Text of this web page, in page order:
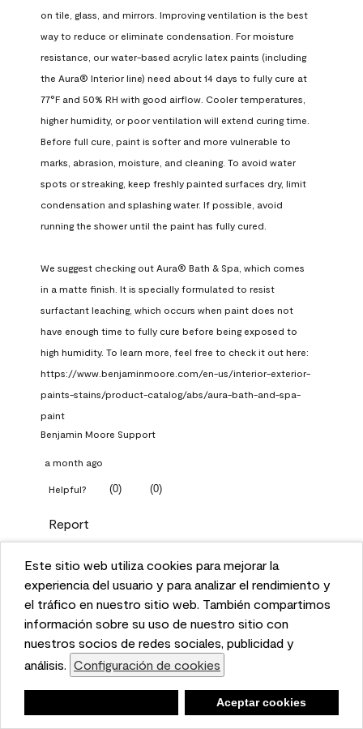
This website uses cookies to enhance user experience
and to analyze performance and traffic on our website.
We also share information about your use of our site
with our social media, advertising, and analytics
partners. Cookie Settings
Accept Cookies
Este sitio web utiliza cookies para mejorar la
experiencia del usuario y para analizar el rendimiento y
el tráfico en nuestro sitio web. También compartimos
información sobre su uso de nuestro sitio con
nuestros socios de redes sociales, publicidad y
análisis. Configuración de cookies
Aceptar cookies
on tile, glass, and mirrors. Improving ventilation is the best
way to reduce or eliminate condensation. For moisture
resistance, our water-based acrylic latex paints (including
the Aura® Interior line) need about 14 days to fully cure at
77°F and 50% RH with good airflow. Cooler temperatures,
higher humidity, or poor ventilation will extend curing time.
Before full cure, paint is softer and more vulnerable to
marks, abrasion, moisture, and cleaning. To avoid water
spots or streaking, keep freshly painted surfaces dry, limit
condensation and splashing water. If possible, avoid
running the shower until the paint has fully cured.
We suggest checking out Aura® Bath & Spa, which comes
in a matte finish. It is specially formulated to resist
surfactant leaching, which occurs when paint does not
have enough time to fully cure before being exposed to
high humidity. To learn more, feel free to check it out here:
https://www.benjaminmoore.com/en-us/interior-exterior-
paints-stains/product-catalog/abs/aura-bath-and-spa-
paint
Benjamin Moore Support
a month ago
Helpful? (0) (0)
Report
Q: What Aura paint color
should I use in north facing
entryway?
1 Answer